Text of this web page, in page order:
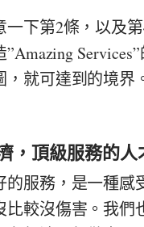
一下第2條，以及
”Amazing
，就可達到的境界
，頂級服務的
的服務，是一種
比較沒傷害。我們